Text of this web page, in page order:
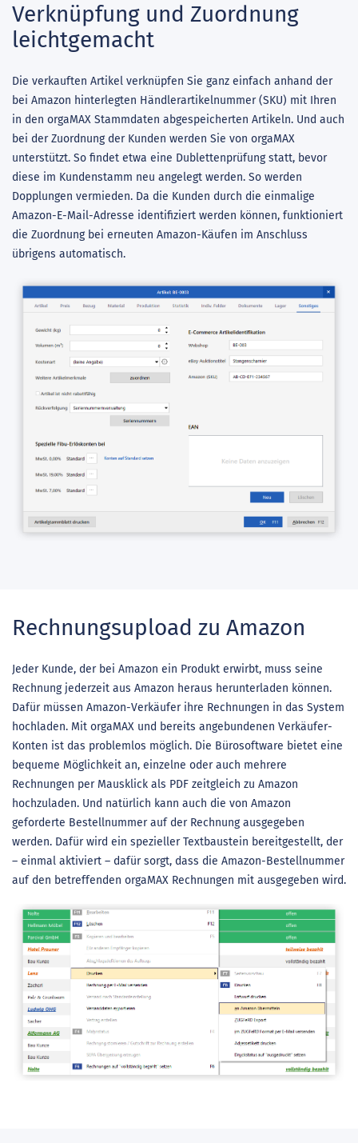
Verknüpfung und Zuordnung
leichtgemacht
Die verkauften Artikel verknüpfen Sie ganz einfach anhand der
bei Amazon hinterlegten Händlerartikelnummer (SKU) mit Ihren
in den orgaMAX Stammdaten abgespeicherten Artikeln. Und auch
bei der Zuordnung der Kunden werden Sie von orgaMAX
unterstützt. So findet etwa eine Dublettenprüfung statt, bevor
diese im Kundenstamm neu angelegt werden. So werden
Dopplungen vermieden. Da die Kunden durch die einmalige
Amazon-E-Mail-Adresse identifiziert werden können, funktioniert
die Zuordnung bei erneuten Amazon-Käufen im Anschluss
übrigens automatisch.
Rechnungsupload zu Amazon
Jeder Kunde, der bei Amazon ein Produkt erwirbt, muss seine
Rechnung jederzeit aus Amazon heraus herunterladen können.
Dafür müssen Amazon-Verkäufer ihre Rechnungen in das System
hochladen. Mit orgaMAX und bereits angebundenen Verkäufer-
Konten ist das problemlos möglich. Die Bürosoftware bietet eine
bequeme Möglichkeit an, einzelne oder auch mehrere
Rechnungen per Mausklick als PDF zeitgleich zu Amazon
hochzuladen. Und natürlich kann auch die von Amazon
geforderte Bestellnummer auf der Rechnung ausgegeben
werden. Dafür wird ein spezieller Textbaustein bereitgestellt, der
– einmal aktiviert – dafür sorgt, dass die Amazon-Bestellnummer
auf den betreffenden orgaMAX Rechnungen mit ausgegeben wird.